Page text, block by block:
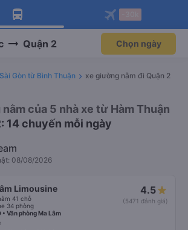
Tải app Vexere ngay!
ưu đãi thành viên độc
Mở app
Tải app Vexere
ghế khi đặt vé máy bay qua
Mở app
Quận 2 Chọn ngày
Gòn từ Bình Thuận
xe giường nằm đi Quận 2
của 5 nhà xe từ Hàm Thuận
: 14 chuyến mỗi ngày
08/08/2026
Limousine
41 chỗ
34 phòng
4.5
(5471 đánh giá)
Văn phòng Ma Lâm